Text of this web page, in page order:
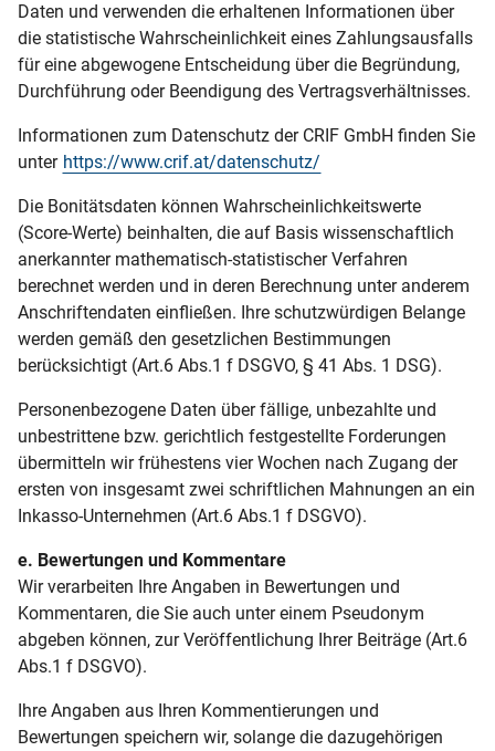
Daten und verwenden die erhaltenen Informationen über
die statistische Wahrscheinlichkeit eines Zahlungsausfalls
für eine abgewogene Entscheidung über die Begründung,
Durchführung oder Beendigung des Vertragsverhältnisses.
Informationen zum Datenschutz der CRIF GmbH finden Sie
unter https://www.crif.at/datenschutz/
Die Bonitätsdaten können Wahrscheinlichkeitswerte
(Score-Werte) beinhalten, die auf Basis wissenschaftlich
anerkannter mathematisch-statistischer Verfahren
berechnet werden und in deren Berechnung unter anderem
Anschriftendaten einfließen. Ihre schutzwürdigen Belange
werden gemäß den gesetzlichen Bestimmungen
berücksichtigt (Art.6 Abs.1 f DSGVO, § 41 Abs. 1 DSG).
Personenbezogene Daten über fällige, unbezahlte und
unbestrittene bzw. gerichtlich festgestellte Forderungen
übermitteln wir frühestens vier Wochen nach Zugang der
ersten von insgesamt zwei schriftlichen Mahnungen an ein
Inkasso-Unternehmen (Art.6 Abs.1 f DSGVO).
e. Bewertungen und Kommentare
Wir verarbeiten Ihre Angaben in Bewertungen und
Kommentaren, die Sie auch unter einem Pseudonym
abgeben können, zur Veröffentlichung Ihrer Beiträge (Art.6
Abs.1 f DSGVO).
Ihre Angaben aus Ihren Kommentierungen und
Bewertungen speichern wir, solange die dazugehörigen